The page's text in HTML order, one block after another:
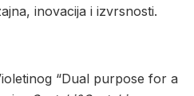
inovacija i izvrsnosti.
“Dual purpose for a